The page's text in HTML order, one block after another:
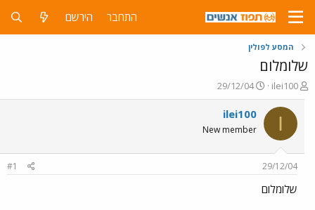
התחבר הירשם
המסע לפולין
שלומלום
פ
ו
ת
ח
ה
ש
א
ilei100
פ
ו
ר
ם
29/12/04
I
ilei100
New member
29/12/04
#1
שלומלום